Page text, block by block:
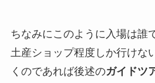
ちなみにこのように入場は誰
土産ショップ程度しか行けな
くのであれば後述のガイドツ